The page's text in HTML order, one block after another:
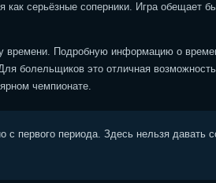
как серьёзные соперники. Игра обещает
времени. Подробную информацию о
болельщиков это отличная
чемпионате.
с первого периода. Здесь нельзя давать